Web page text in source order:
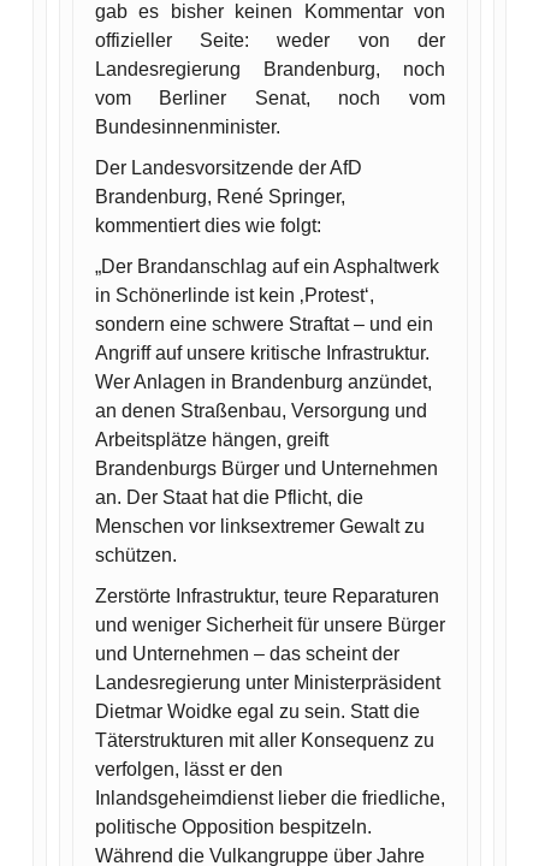
gab es bisher keinen Kommentar von
offizieller Seite: weder von der
Landesregierung Brandenburg, noch
vom Berliner Senat, noch vom
Bundesinnenminister.
Der Landesvorsitzende der AfD
Brandenburg, René Springer,
kommentiert dies wie folgt:
„Der Brandanschlag auf ein Asphaltwerk
in Schönerlinde ist kein ‚Protest‘,
sondern eine schwere Straftat – und ein
Angriff auf unsere kritische Infrastruktur.
Wer Anlagen in Brandenburg anzündet,
an denen Straßenbau, Versorgung und
Arbeitsplätze hängen, greift
Brandenburgs Bürger und Unternehmen
an. Der Staat hat die Pflicht, die
Menschen vor linksextremer Gewalt zu
schützen.
Zerstörte Infrastruktur, teure Reparaturen
und weniger Sicherheit für unsere Bürger
und Unternehmen – das scheint der
Landesregierung unter Ministerpräsident
Dietmar Woidke egal zu sein. Statt die
Täterstrukturen mit aller Konsequenz zu
verfolgen, lässt er den
Inlandsgeheimdienst lieber die friedliche,
politische Opposition bespitzeln.
Während die Vulkangruppe über Jahre